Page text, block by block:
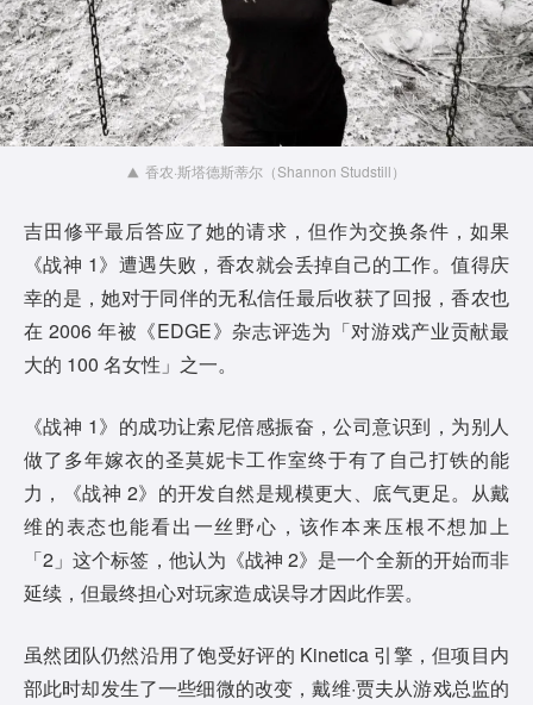
香农·斯塔德斯蒂尔（Shannon Studstill）
吉田修平最后答应了她的请求，但作为交换条件，如果
《战神 1》遭遇失败，香农就会丢掉自己的工作。值得庆
幸的是，她对于同伴的无私信任最后收获了回报，香农也
在 2006 年被《EDGE》杂志评选为「对游戏产业贡献最
大的 100 名女性」之一。
《战神 1》的成功让索尼倍感振奋，公司意识到，为别人
做了多年嫁衣的圣莫妮卡工作室终于有了自己打铁的能
力，《战神 2》的开发自然是规模更大、底气更足。从戴
维的表态也能看出一丝野心，该作本来压根不想加上
「2」这个标签，他认为《战神 2》是一个全新的开始而非
延续，但最终担心对玩家造成误导才因此作罢。
虽然团队仍然沿用了饱受好评的 Kinetica 引擎，但项目内
部此时却发生了一些细微的改变，戴维·贾夫从游戏总监的